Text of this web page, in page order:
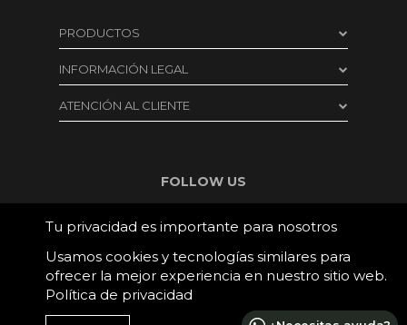
PRODUCTOS
Cosmética Capilar
Cosmética facial
Consultas Virtuales
Firmas
INFORMACIÓN LEGAL
Aviso legal
Formulario de desistimiento
Cláusula recogida datos
ATENCIÓN AL CLIENTE
Cambios y devoluciones
Pago seguro
Teléfono:
657 892 733
| 602 215 611
E-mail:
FOLLOW US
Tu privacidad es importante para nosotros
Usamos cookies y tecnologías similares para
ofrecer la mejor experiencia en nuestro sitio web.
Política de privacidad